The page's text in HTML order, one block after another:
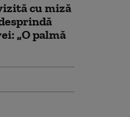
cu miză
„O palmă